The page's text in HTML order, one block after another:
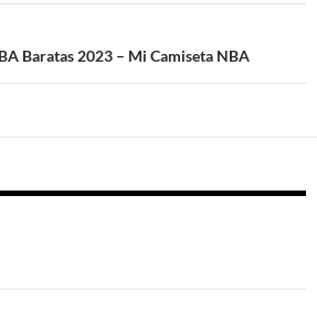
Baratas 2023 – Mi Camiseta NBA